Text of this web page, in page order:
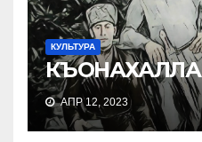
КУЛЬТУРА
КЪОНАХАЛЛА
АПР 12, 2023